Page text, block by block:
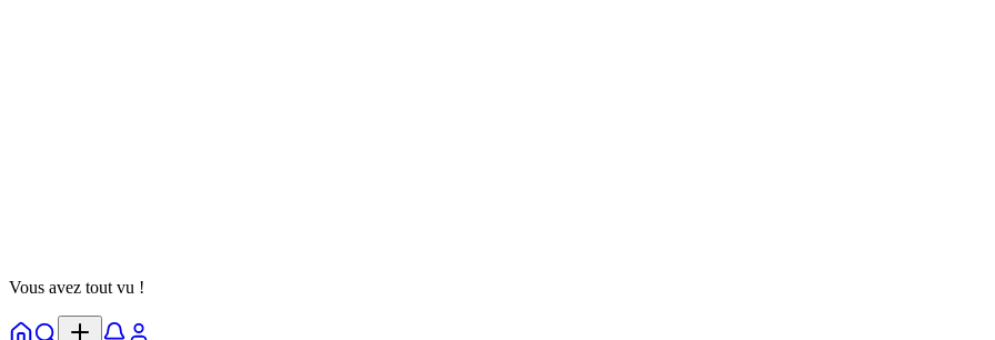
Vous avez tout vu !
AccueilExplorer Notifs